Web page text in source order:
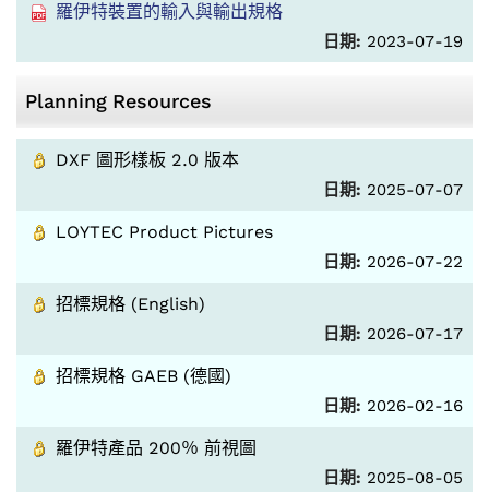
羅伊特裝置的輸入與輸出規格
日期: 2023-07-19
Planning Resources
DXF 圖形樣板 2.0 版本
日期: 2025-07-07
LOYTEC Product Pictures
日期: 2026-07-22
招標規格 (English)
日期: 2026-07-17
招標規格 GAEB (德國)
日期: 2026-02-16
羅伊特產品 200％ 前視圖
日期: 2025-08-05